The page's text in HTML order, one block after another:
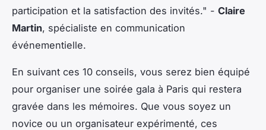
participation et la satisfaction des invités." - Claire
Martin, spécialiste en communication
événementielle.
En suivant ces 10 conseils, vous serez bien équipé
pour organiser une soirée gala à Paris qui restera
gravée dans les mémoires. Que vous soyez un
novice ou un organisateur expérimenté, ces